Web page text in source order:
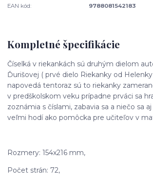
EAN kód:
9788081542183
Kompletné špecifikácie
Číselká v riekankách sú druhým dielom
Ďurišovej ( prvé dielo Riekanky od
napovedá tentoraz sú to riekanky
v predškolskom veku prípadne prváci sa
zoznámia s číslami, zabavia sa a niečo sa
veľmi hodí ako pomôcka pre učiteľov v
Rozmery: 154x216 mm,
Počet strán: 72,